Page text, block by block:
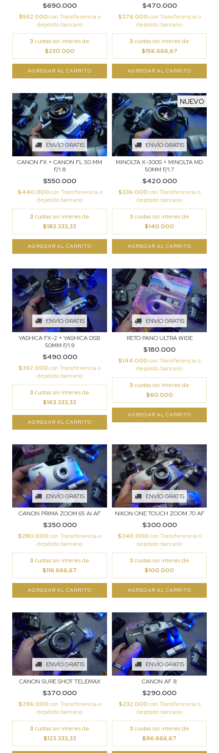
$690.000
$552.000con Transferencia o
depósito bancario
3 cuotas sin interés de
$230.000
$470.000
$376.000con Transferencia o
depósito bancario
3 cuotas sin interés de
$156.666,67
ENVÍO GRATIS
CANON FX + CANON FL 50 MM
F/1.8
$550.000
$440.000con Transferencia o
depósito bancario
3 cuotas sin interés de
$183.333,33
ENVÍO GRATIS
NUEVO
MINOLTA X-300S + MINOLTA MD
50MM F/1.7
$420.000
$336.000con Transferencia o
depósito bancario
3 cuotas sin interés de
$140.000
ENVÍO GRATIS
YASHICA FX-2 + YASHICA DSB
50MM F/1.9
$490.000
$392.000con Transferencia o
depósito bancario
3 cuotas sin interés de
$163.333,33
ENVÍO GRATIS
RETO PANO ULTRA WIDE
$180.000
$144.000con Transferencia o
depósito bancario
3 cuotas sin interés de
$60.000
ENVÍO GRATIS
CANON PRIMA ZOOM 65 AI AF
$350.000
$280.000con Transferencia o
depósito bancario
3 cuotas sin interés de
$116.666,67
ENVÍO GRATIS
NIKON ONE TOUCH ZOOM 70 AF
$300.000
$240.000con Transferencia o
depósito bancario
3 cuotas sin interés de
$100.000
ENVÍO GRATIS
CANON SURE SHOT TELEMAX
$370.000
$296.000con Transferencia o
depósito bancario
3 cuotas sin interés de
$123.333,33
ENVÍO GRATIS
CANON AF 8
$290.000
$232.000con Transferencia o
depósito bancario
3 cuotas sin interés de
$96.666,67